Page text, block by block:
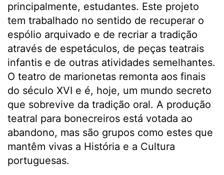
principalmente, estudantes. Este projeto
tem trabalhado no sentido de recuperar o
espólio arquivado e de recriar a tradição
através de espetáculos, de peças teatrais
infantis e de outras atividades semelhantes.
O teatro de marionetas remonta aos finais
do século XVI e é, hoje, um mundo secreto
que sobrevive da tradição oral. A produção
teatral para bonecreiros está votada ao
abandono, mas são grupos como estes que
mantêm vivas a História e a Cultura
portuguesas.